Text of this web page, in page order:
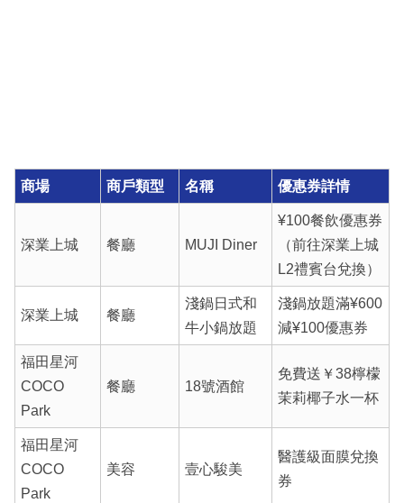
商場 商戶類型 名稱 優惠券詳情
深業上城 餐廳 MUJI Diner
¥100餐飲優惠券
（前往深業上城
L2禮賓台兌換）
深業上城 餐廳
淺鍋日式和
牛小鍋放題
淺鍋放題滿¥600
減¥100優惠券
福田星河
COCO
Park
餐廳 18號酒館
免費送￥38檸檬
茉莉椰子水一杯
福田星河
COCO
Park
美容 壹心駿美
醫護級面膜兌換
券